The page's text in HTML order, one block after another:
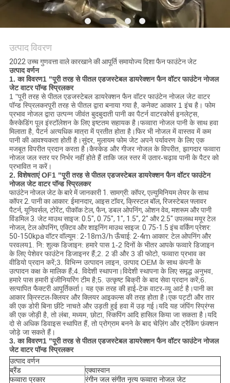
उत्पाद विवरण
2022 उच्च गुणवत्ता वाले कारखाने की आपूर्ति समायोज्य दिशा फैन फाउंटेन जेट
उत्पाद वर्णन
1. का विवरण1 "पूरी तरह से पीतल एडजस्टेबल डायरेक्शन फैन वॉटर फाउंटेन नोजल
जेट वाटर पॉन्ड स्प्रिलकर
1 "पूरी तरह से पीतल एडजस्टेबल डायरेक्शन फैन वॉटर फाउंटेन नोजल जेट वाटर
पॉन्ड स्प्रिलकरपूरी तरह से पीतल द्वारा बनाया गया है, कनेक्ट आकार 1 इंच है। फोम
प्रभाव नोजल द्वारा उत्पन्न जीवंत बुदबुदाती पानी का पैटर्न वाटरकोर्स इनलेट्स,
कैस्केडिंग पूल इंस्टॉलेशन के लिए इष्टतम सहायक है।फव्वारा नोजल पानी के साथ हवा
मिलाता है, पैटर्न अत्यधिक मात्रा में प्रतीत होता है।फिर भी नोजल में वास्तव में कम
पानी की आवश्यकता होती है।सुंदर, मुलायम फोम जेट अपने पर्यावरण के लिए एक
मजबूत विपरीत प्रदान करता है।कैस्केड और गीजर नोजल के विपरीत, झागदार फव्वारा
नोजल जल स्तर पर निर्भर नहीं होते हैं ताकि जल स्तर में उतार-चढ़ाव पानी के पैटर को
प्रभावित न करें।
2. विशेषताएं OF1 "पूरी तरह से पीतल एडजस्टेबल डायरेक्शन फैन वॉटर फाउंटेन
नोजल जेट वाटर पॉन्ड स्प्रिलकर
फाउंटेन नोजल जेट के बारे में जानकारी 1. सामग्री: कॉपर, एल्युमिनियम लेयर के साथ
कॉपर 2. पानी का आकार: ईमानदार, आइस टॉवर, क्रिस्टल बॉल, रिजस्टेबल फ्लावर
पैटर्न, यूनिवर्सल, टोरेंट, पीकॉक टेल, फैन, डबल ओपनिंग, ओशन वेव, मशरूम और पानी
विंडमिल 3. जेट माउथ साइज: 0.5", 0.75", 1", 1.5", 2" और 2.5" उपलब्ध मयूर टेल
नोजल, टेल ओपनिंग, एक्टिव और शाइनिंग माउथ साइज: 0.75-1.5 इंच वर्किंग प्रेशर:
50-150kpa वॉटर वॉल्यूम : 2-18m3/h ऊँचाई: 2-4m आकार: टेल ओपनिंग और
परवलय1. नि: शुल्क डिजाइन: हमारे पास 1-2 दिनों के भीतर आपके फव्वारे डिजाइन
के लिए पेशेवर फाउंटेन डिजाइनर हैं;2. 2 डी और 3 डी फोटो, फव्वारा प्रभाव का
वीडियो प्रदान करें;3. विभिन्न उत्पादन लाइन, उत्पाद OEM के साथ कंपनी के
उत्पादन कक्ष के मालिक हैं;4. विदेशी स्थापना।विदेशी स्थापना के लिए समृद्ध अनुभव,
हमारे पास हमारी इंजीनियरिंग टीम है;5. उत्कृष्ट बिक्री के बाद सेवा प्रदान करें;6.
सत्यापित फैक्टरी आपूर्तिकर्ता। यह एक तरह की हाई-टेक वाटर-व्यू आर्ट है।पानी का
आकार क्रिस्टल-क्लियर और क्लियर आइकल्स की तरह होता है।एक पट्टी और तार
की एक डोरी बिना छींटे नाचते और उड़ती हुई हवा में उड़ गई।यदि यह जंपिंग स्प्रिंग्स
की एक जोड़ी है, तो लंबा, मध्यम, छोटा, स्किपिंग आदि हासिल किया जा सकता है।यदि
दो से अधिक डिवाइस स्थापित हैं, तो प्रोग्राम बनने के बाद चेज़िंग और ट्रैकिंग फ़ंक्शन
जोड़े जा सकते हैं।
3. का विवरण1 "पूरी तरह से पीतल एडजस्टेबल डायरेक्शन फैन वॉटर फाउंटेन नोजल
जेट वाटर पॉन्ड स्प्रिलकर
उत्पाद वर्णन
ब्रैंड
एक्वास्वान
फव्वारा प्रकार
रंगीन जल संगीत नृत्य फव्वारा नोजल जेट